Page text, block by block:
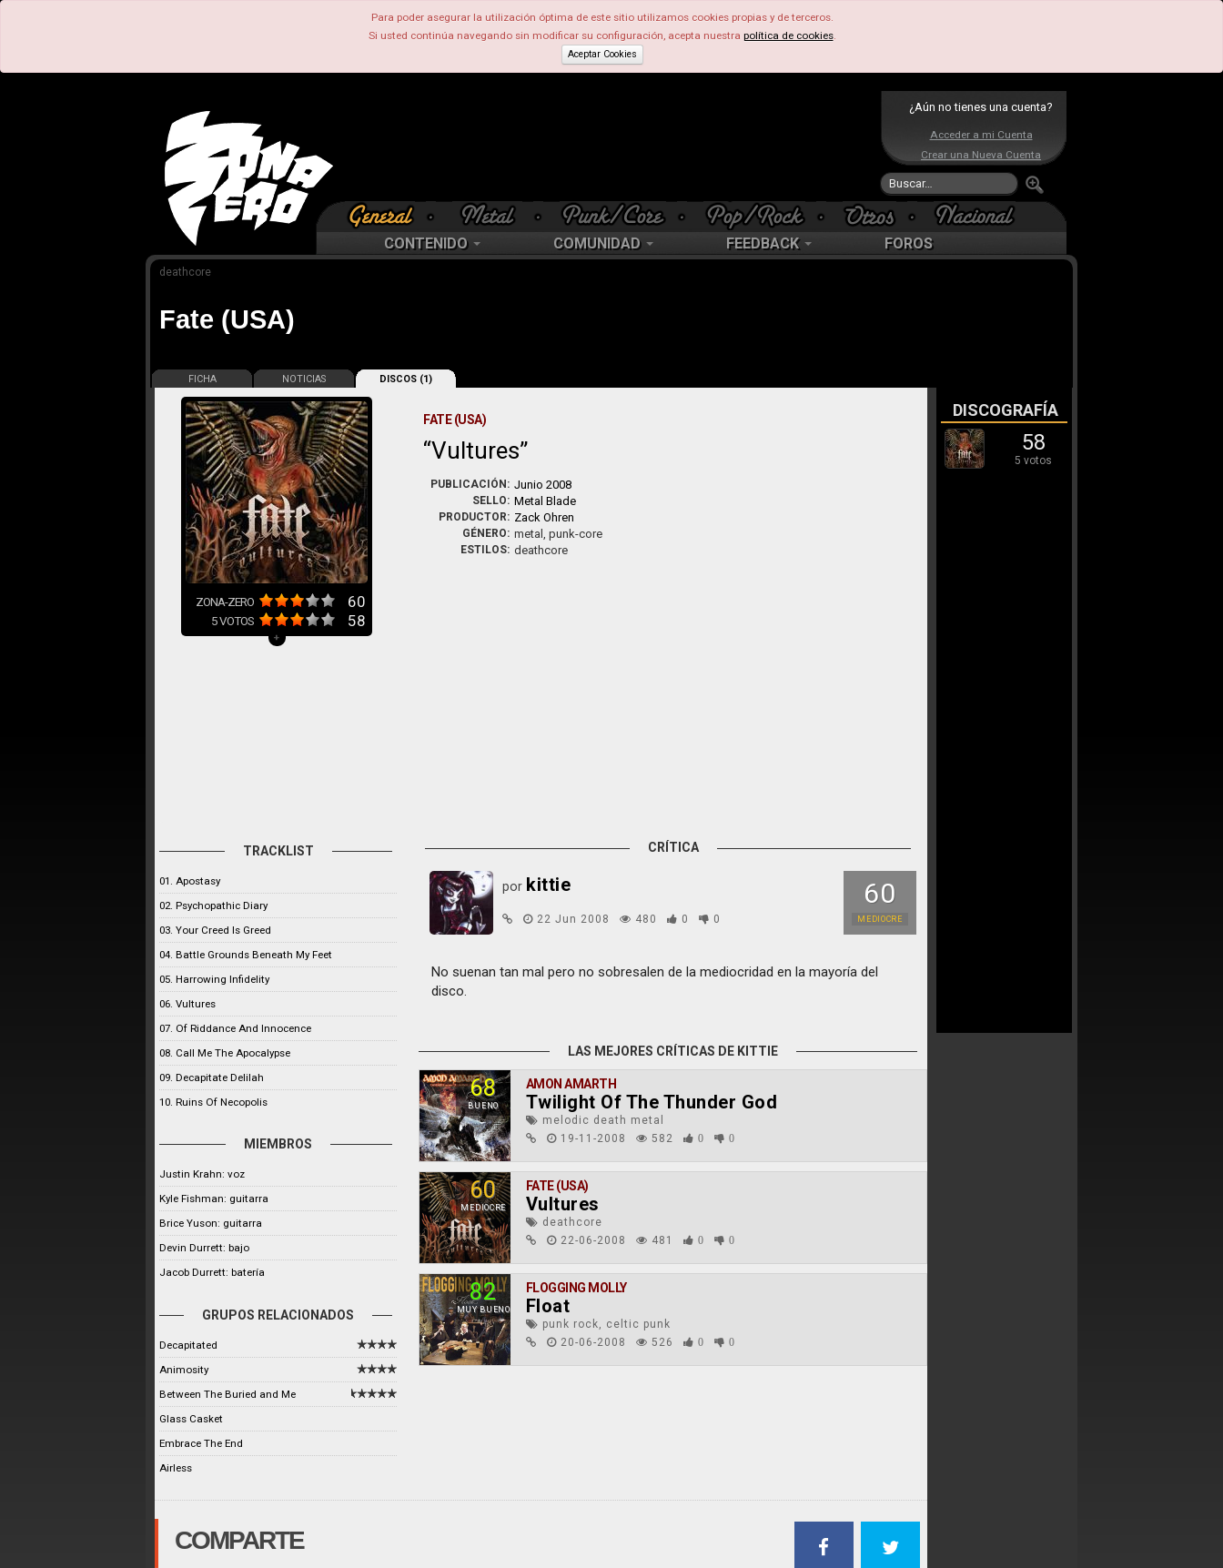
Para poder asegurar la utilización óptima de este sitio utilizamos cookies propias y de terceros.
Si usted continúa navegando sin modificar su configuración, acepta nuestra política de cookies.
Aceptar Cookies
¿Aún no tienes una cuenta?
Acceder a mi Cuenta
Crear una Nueva Cuenta
CONTENIDO COMUNIDAD FEEDBACK FOROS
deathcore
Fate (USA)
FICHA NOTICIAS DISCOS (1)
ZONA-ZERO 60
5VOTOS 58
+
FATE (USA)
Vultures
PUBLICACIÓN: Junio 2008
SELLO: Metal Blade
PRODUCTOR: Zack Ohren
GÉNERO: metal, punk-core
ESTILOS: deathcore
TRACKLIST
01. Apostasy
02. Psychopathic Diary
03. Your Creed Is Greed
04. Battle Grounds Beneath My Feet
05. Harrowing Infidelity
06. Vultures
07. Of Riddance And Innocence
08. Call Me The Apocalypse
09. Decapitate Delilah
10. Ruins Of Necopolis
MIEMBROS
Justin Krahn: voz
Kyle Fishman: guitarra
Brice Yuson: guitarra
Devin Durrett: bajo
Jacob Durrett: batería
GRUPOS RELACIONADOS
Decapitated
Animosity
Between The Buried and Me
Glass Casket
Embrace The End
Airless
CRÍTICA
60
MEDIOCRE
por kittie
22 Jun 2008 480 0 0
No suenan tan mal pero no sobresalen de la mediocridad en la mayoría del
disco.
LAS MEJORES CRÍTICAS DE KITTIE
68
BUENO
AMON AMARTH
Twilight Of The Thunder God
melodic death metal
19-11-2008
582 0 0
60
MEDIOCRE
FATE (USA)
Vultures
deathcore
22-06-2008
481 0 0
82
MUY BUENO
FLOGGING MOLLY
Float
punk rock, celtic punk
20-06-2008
526 0 0
COMPARTE
DISCOGRAFÍA
58
5 votos